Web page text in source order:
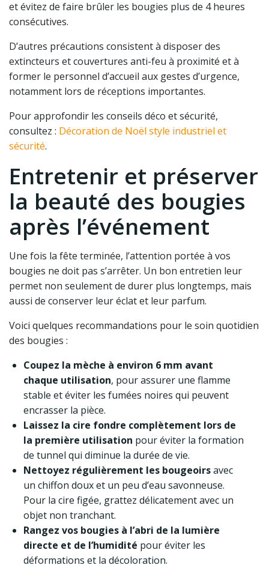
et évitez de faire brûler les bougies plus de 4 heures
consécutives.
D’autres précautions consistent à disposer des
extincteurs et couvertures anti-feu à proximité et à
former le personnel d’accueil aux gestes d’urgence,
notamment lors de réceptions importantes.
Pour approfondir les conseils déco et sécurité,
consultez : Décoration de Noël style industriel et
sécurité.
Entretenir et préserver
la beauté des bougies
après l’événement
Une fois la fête terminée, l’attention portée à vos
bougies ne doit pas s’arrêter. Un bon entretien leur
permet non seulement de durer plus longtemps, mais
aussi de conserver leur éclat et leur parfum.
Voici quelques recommandations pour le soin quotidien
des bougies :
Coupez la mèche à environ 6 mm avant
chaque utilisation, pour assurer une flamme
stable et éviter les fumées noires qui peuvent
encrasser la pièce.
Laissez la cire fondre complètement lors de
la première utilisation pour éviter la formation
de tunnel qui diminue la durée de vie.
Nettoyez régulièrement les bougeoirsavec
un chiffon doux et un peu d’eau savonneuse.
Pour la cire figée, grattez délicatement avec un
objet non tranchant.
Rangez vos bougies à l’abri de la lumière
directe et de l’humidité pour éviter les
déformations et la décoloration.